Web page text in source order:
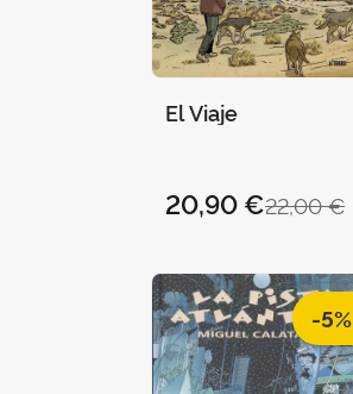
El Viaje
22,00 €
20,90 €
-5%